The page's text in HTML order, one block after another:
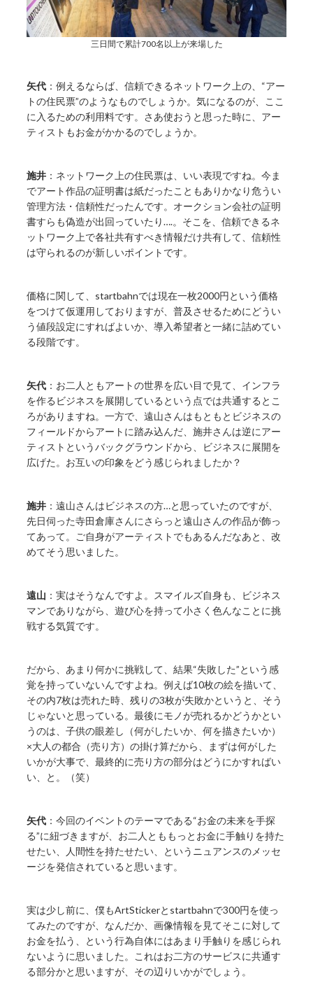
三日間で累計700名以上が来場した
矢代 ：例えるならば、信頼できるネットワーク上の、“アー
トの住民票”のようなものでしょうか。気になるのが、ここ
に入るための利用料です。さあ使おうと思った時に、アー
ティストもお金がかかるのでしょうか。
施井 ：ネットワーク上の住民票は、いい表現ですね。今ま
でアート作品の証明書は紙だったこともありかなり危うい
管理方法・信頼性だったんです。オークション会社の証明
書すらも偽造が出回っていたり….。そこを、信頼できるネ
ットワーク上で各社共有すべき情報だけ共有して、信頼性
は守られるのが新しいポイントです。
価格に関して、startbahnでは現在一枚2000円という価格
をつけて仮運用しておりますが、普及させるためにどうい
う値段設定にすればよいか、導入希望者と一緒に詰めてい
る段階です。
矢代 ：お二人ともアートの世界を広い目で見て、インフラ
を作るビジネスを展開しているという点では共通するとこ
ろがありますね。一方で、遠山さんはもともとビジネスの
フィールドからアートに踏み込んだ、施井さんは逆にアー
ティストというバックグラウンドから、ビジネスに展開を
広げた。お互いの印象をどう感じられましたか？
施井 ：遠山さんはビジネスの方…と思っていたのですが、
先日伺った寺田倉庫さんにさらっと遠山さんの作品が飾っ
てあって。ご自身がアーティストでもあるんだなあと、改
めてそう思いました。
遠山 ：実はそうなんですよ。スマイルズ自身も、ビジネス
マンでありながら、遊び心を持って小さく色んなことに挑
戦する気質です。
だから、あまり何かに挑戦して、結果“失敗した”という感
覚を持っていないんですよね。例えば10枚の絵を描いて、
その内7枚は売れた時、残りの3枚が失敗かというと、そう
じゃないと思っている。最後にモノが売れるかどうかとい
うのは、子供の眼差し（何がしたいか、何を描きたいか）
×大人の都合（売り方）の掛け算だから、まずは何がした
いかが大事で、最終的に売り方の部分はどうにかすればい
い、と。（笑）
矢代 ：今回のイベントのテーマである“お金の未来を手探
る”に紐づきますが、お二人とももっとお金に手触りを持た
せたい、人間性を持たせたい、というニュアンスのメッセ
ージを発信されていると思います。
実は少し前に、僕もArtStickerとstartbahnで300円を使っ
てみたのですが、なんだか、画像情報を見てそこに対して
お金を払う、という行為自体にはあまり手触りを感じられ
ないように思いました。これはお二方のサービスに共通す
る部分かと思いますが、その辺りいかがでしょう。